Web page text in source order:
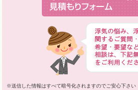
※送信した情報はすべて暗号化されますのでご安心下さい